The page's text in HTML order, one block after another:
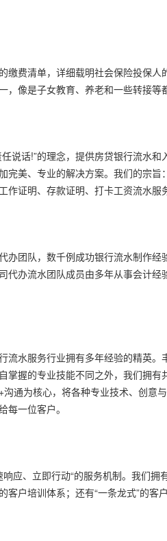
缴费清单，详细载明社会保险投保
，像是子女教育、养老和一些转接等
说话!”的理念，提供房贷银行流水
完美、专业的解决方案。我们的宗
作证明、存款证明、打卡工资流水服
办团队，数千例成功银行流水制作
代办流水团队成员由多年从事会计
流水服务行业拥有多年经验的精英
掌握的专业技能不同之外，我们拥
通为核心，将各种专业技术、创意
每一位客户。
应、立即行动“的服务机制。我们
客户培训体系；还有“一条龙式”的